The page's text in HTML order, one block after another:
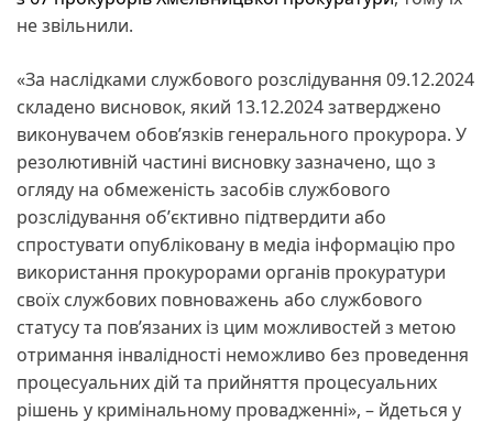
не звільнили.
«За наслідками службового розслідування 09.12.2024
складено висновок, який 13.12.2024 затверджено
виконувачем обовʼязків генерального прокурора. У
резолютивній частині висновку зазначено, що з
огляду на обмеженість засобів службового
розслідування обʼєктивно підтвердити або
спростувати опубліковану в медіа інформацію про
використання прокурорами органів прокуратури
своїх службових повноважень або службового
статусу та повʼязаних із цим можливостей з метою
отримання інвалідності неможливо без проведення
процесуальних дій та прийняття процесуальних
рішень у кримінальному провадженні», – йдеться у